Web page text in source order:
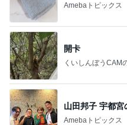
Amebaトピックス
開卡
くいしんぼうCAM
山田邦子 宇都宮
Amebaトピックス